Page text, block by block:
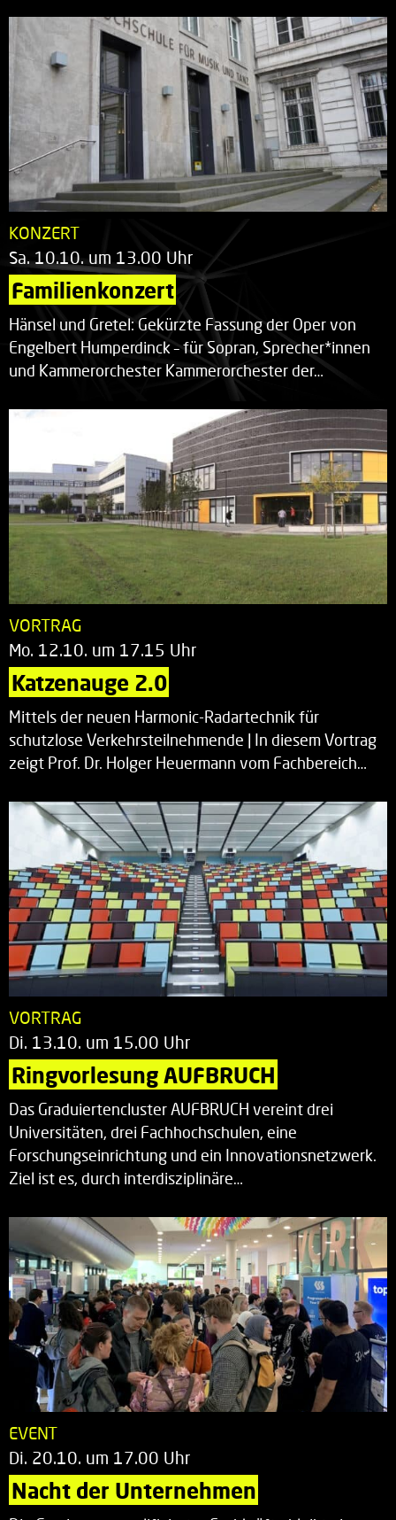
KONZERT
Sa. 10.10. um 13.00 Uhr
Familienkonzert
Hänsel und Gretel: Gekürzte Fassung der Oper von
Engelbert Humperdinck – für Sopran, Sprecher*innen
und Kammerorchester Kammerorchester der…
VORTRAG
Mo. 12.10. um 17.15 Uhr
Katzenauge 2.0
Mittels der neuen Harmonic-Radartechnik für
schutzlose Verkehrsteilnehmende | In diesem Vortrag
zeigt Prof. Dr. Holger Heuermann vom Fachbereich…
VORTRAG
Di. 13.10. um 15.00 Uhr
Ringvorlesung AUFBRUCH
Das Graduiertencluster AUFBRUCH vereint drei
Universitäten, drei Fachhochschulen, eine
Forschungseinrichtung und ein Innovationsnetzwerk.
Ziel ist es, durch interdisziplinäre…
EVENT
Di. 20.10. um 17.00 Uhr
Nacht der Unternehmen